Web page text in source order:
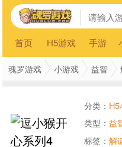
首页 H5游戏 手游
魂罗游戏 小游戏 益智
分类：
类型： 益
标签： 解